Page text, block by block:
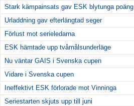
Stark kämpainsats gav ESK blytunga poäng
Urladdning gav efterlängtad seger
Förlust mot serieledarna
ESK hämtade upp tvåmålsunderläge
Nu väntar GAIS i Svenska cupen
Vidare i Svenska cupen
Ineffektivt ESK förlorade mot Vinninga
Seriestarten skjuts upp till juni